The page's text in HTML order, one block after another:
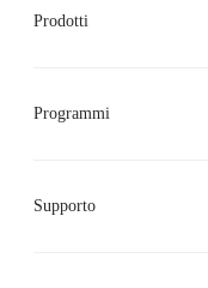
Prodotti
Programmi
Supporto